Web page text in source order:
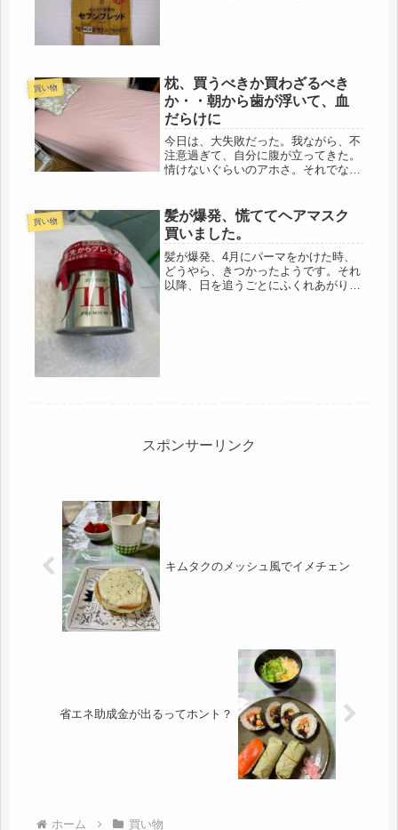
買い物
枕、買うべきか買わざるべき
か・・朝から歯が浮いて、血
だらけに
今日は、大失敗だった。我ながら、不
注意過ぎて、自分に腹が立ってきた。
情けないぐらいのアホさ。それでなく
下がっていたのに、健康診断に持参す
る書類を忘れ、まさか検査の１４項目
を...
買い物
髪が爆発、慌ててヘアマスク
買いました。
髪が爆発、4月にパーマをかけた時、
どうやら、きつかったようです。それ
以降、日を追うごとにふくれあがり、
スポンサーリンク
キムタクのメッシュ風でイメチェン
省エネ助成金が出るってホント？
ホーム 買い物